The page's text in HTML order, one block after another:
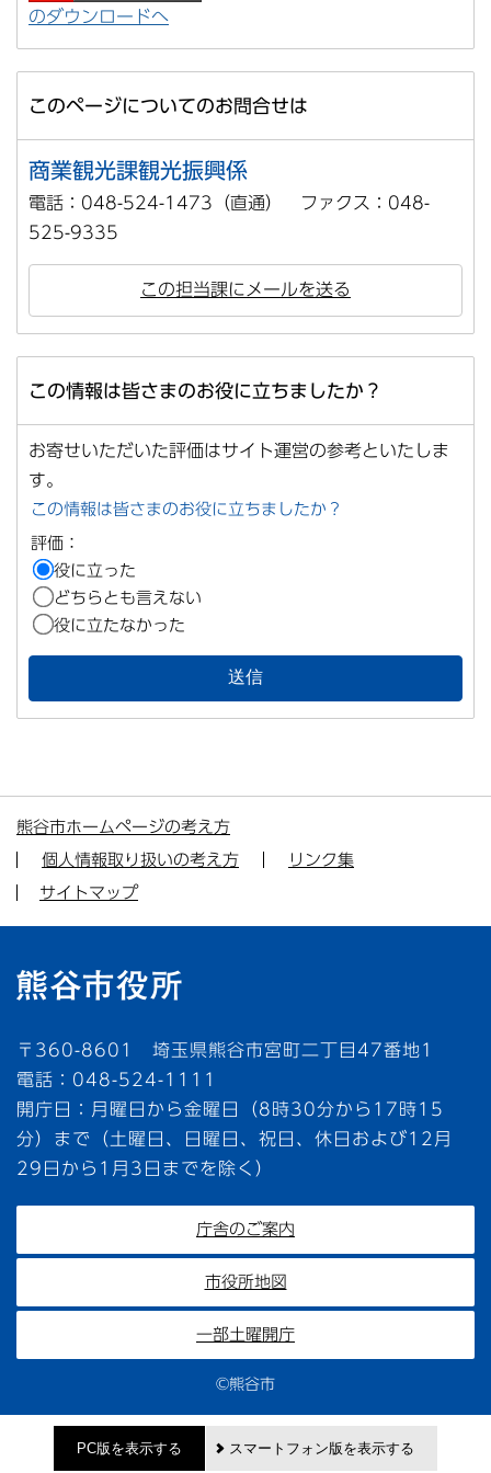
のダウンロードへ
このページについてのお問合せは
商業観光課観光振興係
電話：048-524-1473（直通） ファクス：048-
525-9335
この担当課にメールを送る
この情報は皆さまのお役に立ちましたか？
お寄せいただいた評価はサイト運営の参考といたしま
す。
この情報は皆さまのお役に立ちましたか？
評価：
役に立った
どちらとも言えない
役に立たなかった
熊谷市ホームページの考え方
個人情報取り扱いの考え方
リンク集
サイトマップ
〒360-8601 埼玉県熊谷市宮町二丁目47番地1
電話：048-524-1111
開庁日：月曜日から金曜日（8時30分から17時15
分）まで（土曜日、日曜日、祝日、休日および12月
29日から1月3日までを除く）
庁舎のご案内
市役所地図
一部土曜開庁
©熊谷市
PC版を表示する スマートフォン版を表示する